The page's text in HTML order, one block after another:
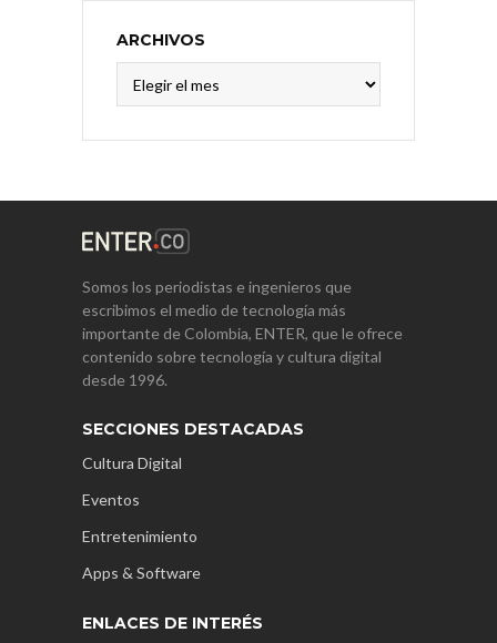
ARCHIVOS
Somos los periodistas e ingenieros que
escribimos el medio de tecnología más
importante de Colombia, ENTER, que le ofrece
contenido sobre tecnología y cultura digital
desde 1996.
SECCIONES DESTACADAS
Cultura Digital
Eventos
Entretenimiento
Apps & Software
ENLACES DE INTERÉS